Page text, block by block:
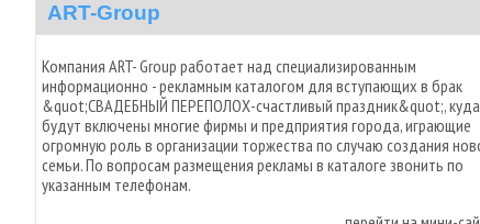
ART-Group
Компания ART- Grоup работает над специализированным
информационно - рекламным каталогом для вступающих в брак
&quot;СВАДЕБНЫЙ ПЕРЕПОЛОХ-счастливый праздник&quot;, куда
будут включены многие фирмы и предприятия города, играющие
огромную роль в организации торжества по случаю создания
семьи. По вопросам размещения рекламы в каталоге звонить по
указанным телефонам.